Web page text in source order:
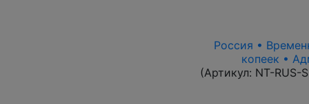
Россия •
копеек •
(Артикул: NT-RUS-